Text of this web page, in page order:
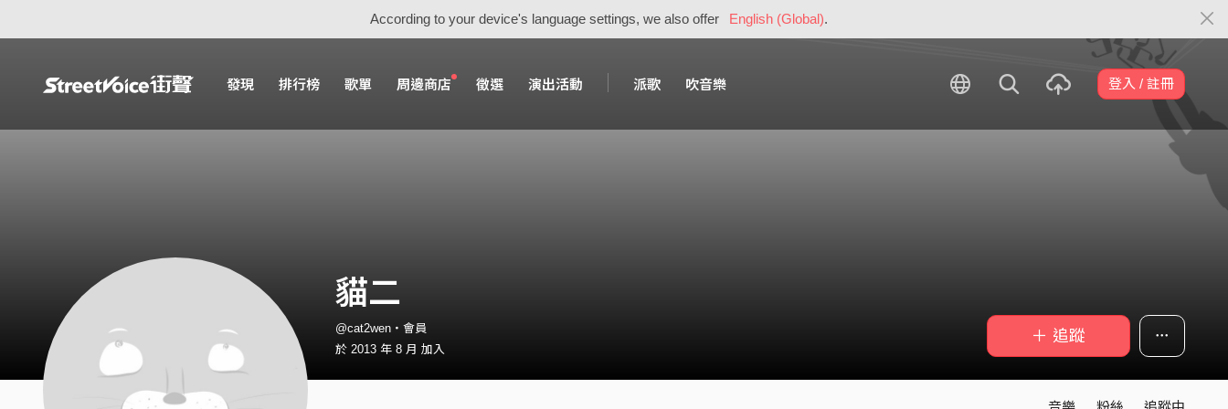
According to your device's language settings, we also offer English (Global).
發現 排行榜 歌單 周邊商店 徵選 演出活動 派歌 吹音樂 登入 / 註冊
貓二
@cat2wen・會員
於 2013 年 8 月 加入
＋ 追蹤